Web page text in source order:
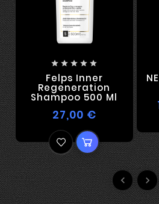
    
Felps Inner
Regeneration
Shampoo 500 Ml
27,00 €
 